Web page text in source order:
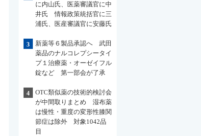
に内山氏、医薬審議官に中
井氏 情報政策統括官に三
浦氏、医産審議官に安藤氏
3
新薬等６製品承認へ 武田
薬品のナルコレプシータイ
プ１治療薬・オーゼイフル
錠など 第一部会が了承
4
OTC類似薬の技術的検討会
が中間取りまとめ 湿布薬
は慢性・重度の変形性膝関
節症は除外 対象1042品
目